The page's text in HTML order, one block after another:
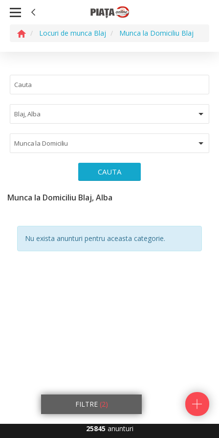
Locuri de munca Blaj Munca la Domiciliu Blaj
Blaj, Alba
Munca la Domiciliu
CAUTA
Munca la Domiciliu Blaj, Alba
Nu exista anunturi pentru aceasta categorie.
FILTRE (2)
25845 anunturi